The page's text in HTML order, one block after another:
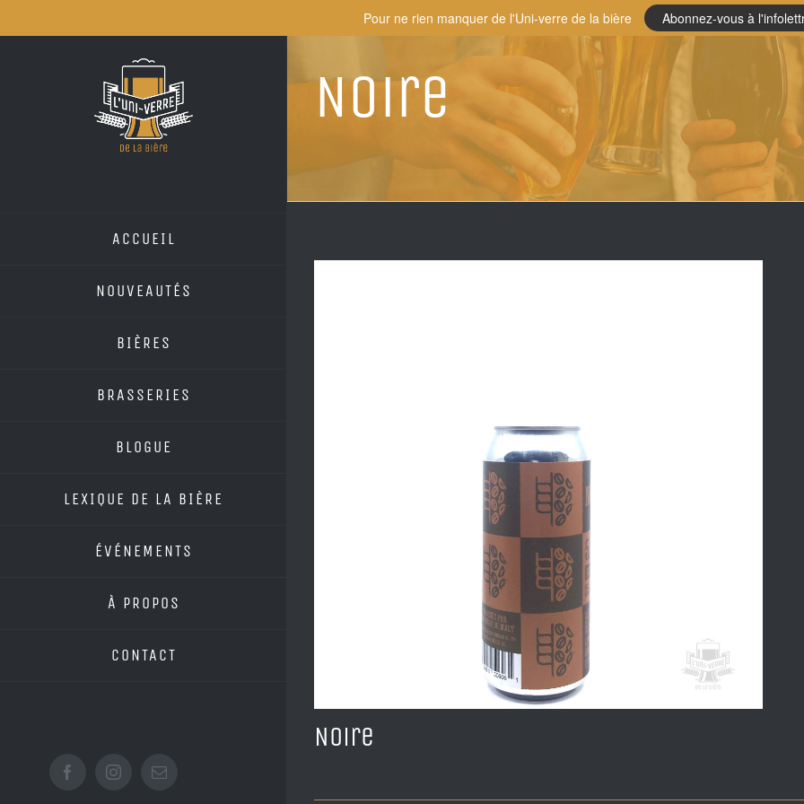
to
ACCUEIL
NOUVEAUTÉS
BIÈRES
BRASSERIES
BLOGUE
LEXIQUE DE LA BIÈRE
ÉVÉNEMENTS
À PROPOS
CONTACT
FacebookInstagramEmail
Noire
Noire
Pour ne rien manquer de l'Uni-verre de la bière Abonnez-vous à